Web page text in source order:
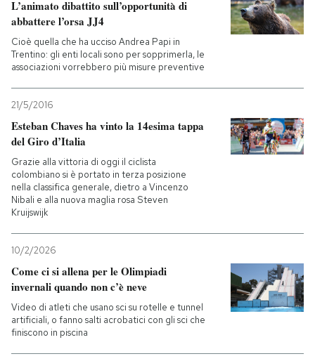
L’animato dibattito sull’opportunità di
abbattere l’orsa JJ4
Cioè quella che ha ucciso Andrea Papi in
Trentino: gli enti locali sono per sopprimerla, le
associazioni vorrebbero più misure preventive
21/5/2016
Esteban Chaves ha vinto la 14esima tappa
del Giro d’Italia
Grazie alla vittoria di oggi il ciclista
colombiano si è portato in terza posizione
nella classifica generale, dietro a Vincenzo
Nibali e alla nuova maglia rosa Steven
Kruijswijk
10/2/2026
Come ci si allena per le Olimpiadi
invernali quando non c’è neve
Video di atleti che usano sci su rotelle e tunnel
artificiali, o fanno salti acrobatici con gli sci che
finiscono in piscina